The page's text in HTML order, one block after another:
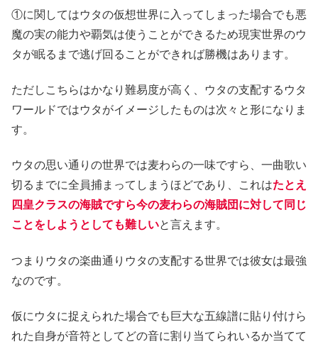
①に関してはウタの仮想世界に入ってしまった場合でも悪
魔の実の能力や覇気は使うことができるため現実世界のウ
タが眠るまで逃げ回ることができれば勝機はあります。
ただしこちらはかなり難易度が高く、ウタの支配するウタ
ワールドではウタがイメージしたものは次々と形になりま
す。
ウタの思い通りの世界では麦わらの一味ですら、一曲歌い
切るまでに全員捕まってしまうほどであり、これはたとえ
四皇クラスの海賊ですら今の麦わらの海賊団に対して同じ
ことをしようとしても難しいと言えます。
つまりウタの楽曲通りウタの支配する世界では彼女は最強
なのです。
仮にウタに捉えられた場合でも巨大な五線譜に貼り付けら
れた自身が音符としてどの音に割り当てられいるか当てて